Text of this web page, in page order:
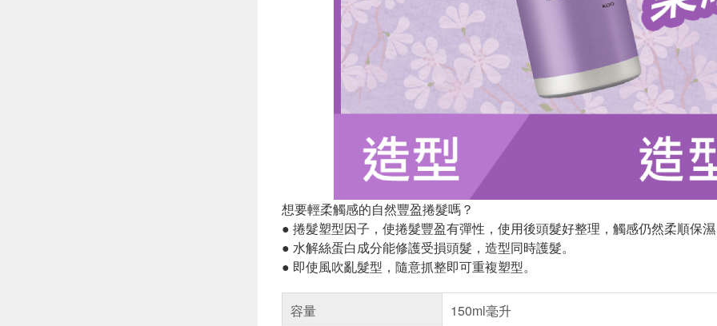
想要輕柔觸感的自然豐盈捲髮嗎？
● 捲髮塑型因子，使捲髮豐盈有彈性，使用後頭髮好整理，觸感仍然柔順保
● 水解絲蛋白成分能修護受損頭髮，造型同時護髮。
● 即使風吹亂髮型，隨意抓整即可重複塑型。
容量
150ml毫升